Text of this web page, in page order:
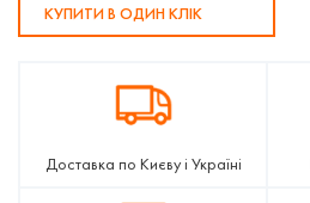
КУПИТИ В ОДИН КЛІК
Доставка по Києву і Україні